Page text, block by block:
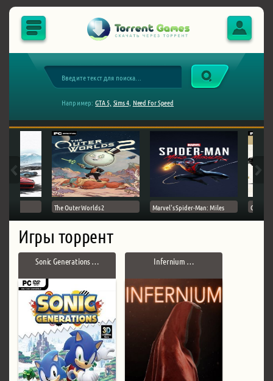
Например: GTA 5, Sims 4, Need For Speed
The Outer Worlds 2 Marvel's Spider-Man: Miles Ghost
Игры торрент
Sonic Generations … Infernium …